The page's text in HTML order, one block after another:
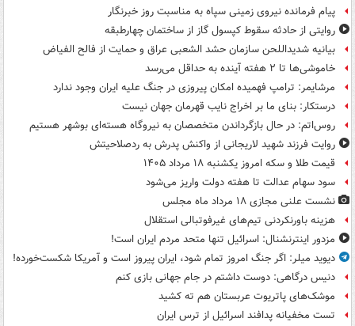
پیام فرمانده نیروی زمینی سپاه به مناسبت روز خبرنگار
روایتی از حادثه سقوط کپسول گاز از ساختمان چهارطبقه
بیانیه شدیداللحن سازمان حشد الشعبی عراق و حمایت از فالح الفیاض
خاموشی‌ها تا ۲ هفته آینده به حداقل می‌رسد
مرشایمر: ترامپ فهمیده امکان پیروزی در جنگ علیه ایران وجود ندارد
درستکار: بنای ما بر اخراج نایب قهرمان جهان نیست
روس‌اتم: در حال بازگرداندن متخصصان به نیروگاه هسته‌ای بوشهر هستیم
روایت فرزند شهید لاریجانی از واکنش پدرش به ردصلاحیتش
قیمت طلا و سکه امروز یکشنبه ۱۸ مرداد ۱۴۰۵
سود سهام عدالت تا هفته دولت واریز می‌شود
نشست علنی مجازی ۱۸ مرداد ماه مجلس
هزینه باورنکردنی تیم‌های غیرفوتبالی استقلال
مزدور اینترنشنال: اسرائیل تنها متحد مردم ایران است!
دیوید میلر: اگر جنگ امروز تمام شود، ایران پیروز است و آمریکا شکست‌خورده!
دنیس درگاهی: دوست داشتم در جام جهانی بازی کنم
موشک‌های پاتریوت عربستان هم ته‌ کشید
تست مخفیانه پدافند اسرائیل از ترس ایران